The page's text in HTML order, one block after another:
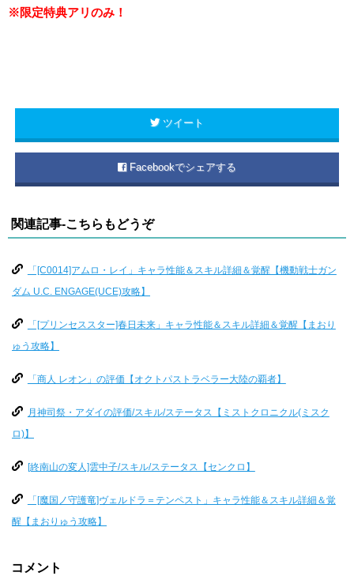
※限定特典アリのみ！
ツイート
Facebookでシェアする
関連記事-こちらもどうぞ
「[C0014]アムロ・レイ」キャラ性能＆スキル詳細＆覚醒【機動戦士ガン
ダム U.C. ENGAGE(UCE)攻略】
「[プリンセススター]春日未来」キャラ性能＆スキル詳細＆覚醒【まおり
ゅう攻略】
「商人 レオン」の評価【オクトパストラベラー大陸の覇者】
月神司祭・アダイの評価/スキル/ステータス【ミストクロニクル(ミスク
ロ)】
[終南山の変人]雲中子/スキル/ステータス【センクロ】
「[魔国ノ守護竜]ヴェルドラ＝テンペスト」キャラ性能＆スキル詳細＆覚
醒【まおりゅう攻略】
コメント